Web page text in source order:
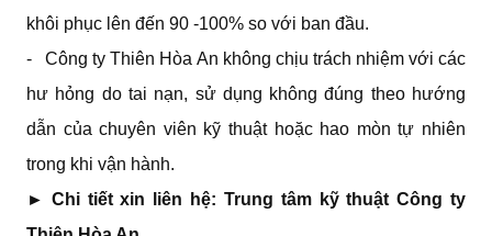
khôi phục lên đến 90 -100% so với ban đầu.
- Công ty Thiên Hòa An không chịu trách nhiệm với các
hư hỏng do tai nạn, sử dụng không đúng theo hướng
dẫn của chuyên viên kỹ thuật hoặc hao mòn tự nhiên
trong khi vận hành.
► Chi tiết xin liên hệ: Trung tâm kỹ thuật Công ty